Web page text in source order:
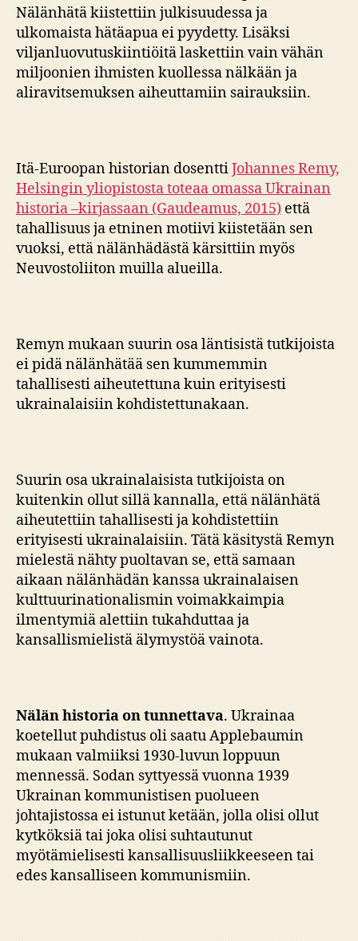
Nälänhätä kiistettiin julkisuudessa ja
ulkomaista hätäapua ei pyydetty. Lisäksi
viljanluovutuskiintiöitä laskettiin vain vähän
miljoonien ihmisten kuollessa nälkään ja
aliravitsemuksen aiheuttamiin sairauksiin.
Itä-Euroopan historian dosenttiJohannes Remy,
Helsingin yliopistosta toteaa omassa Ukrainan
historia –kirjassaan (Gaudeamus, 2015) että
tahallisuus ja etninen motiivi kiistetään sen
vuoksi, että nälänhädästä kärsittiin myös
Neuvostoliiton muilla alueilla.
Remyn mukaan suurin osa läntisistä tutkijoista
ei pidä nälänhätää sen kummemmin
tahallisesti aiheutettuna kuin erityisesti
ukrainalaisiin kohdistettunakaan.
Suurin osa ukrainalaisista tutkijoista on
kuitenkin ollut sillä kannalla, että nälänhätä
aiheutettiin tahallisesti ja kohdistettiin
erityisesti ukrainalaisiin. Tätä käsitystä Remyn
mielestä nähty puoltavan se, että samaan
aikaan nälänhädän kanssa ukrainalaisen
kulttuurinationalismin voimakkaimpia
ilmentymiä alettiin tukahduttaa ja
kansallismielistä älymystöä vainota.
Nälän historia on tunnettava. Ukrainaa
koetellut puhdistus oli saatu Applebaumin
mukaan valmiiksi 1930-luvun loppuun
mennessä. Sodan syttyessä vuonna 1939
Ukrainan kommunistisen puolueen
johtajistossa ei istunut ketään, jolla olisi ollut
kytköksiä tai joka olisi suhtautunut
myötämielisesti kansallisuusliikkeeseen tai
edes kansalliseen kommunismiin.